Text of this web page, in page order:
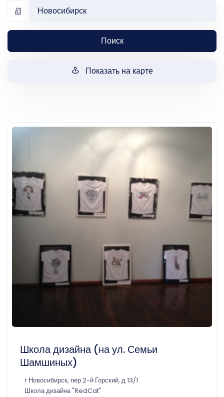
Новосибирск
Поиск
Показать на карте
Школа дизайна (на ул. Семьи
Шамшиных)
г Новосибирск, пер 2-й Горский, д 13/1
Школа дизайна "RedCat"